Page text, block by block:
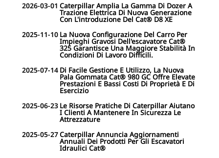
2026-03-01 Caterpillar Amplia La Gamma Di Dozer A
Trazione Elettrica Di Nuova Generazione
Con L'introduzione Del Cat® D8 XE
2025-11-10 La Nuova Configurazione Del Carro Per
Impieghi Gravosi Dell'escavatore Cat®
325 Garantisce Una Maggiore Stabilità In
Condizioni Di Lavoro Difficili.
2025-07-14 Di Facile Gestione E Utilizzo, La Nuova
Pala Gommata Cat® 980 GC Offre Elevate
Prestazioni E Bassi Costi Di Proprietà E Di
Esercizio
2025-06-23 Le Risorse Pratiche Di Caterpillar Aiutano
I Clienti A Mantenere In Sicurezza Le
Attrezzature
2025-05-27Caterpillar Annuncia Aggiornamenti
Annuali Dei Prodotti Per Gli Escavatori
Idraulici Cat®